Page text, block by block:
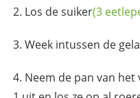
Los desuiker(3
Week intussen de
Neem de pan van